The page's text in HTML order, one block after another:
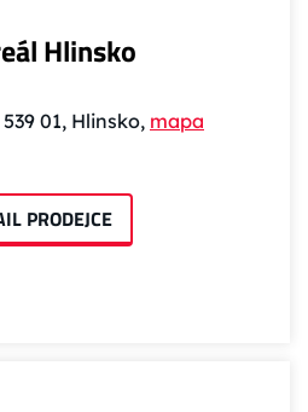
Hlinsko
01, Hlinsko, mapa
PRODEJCE